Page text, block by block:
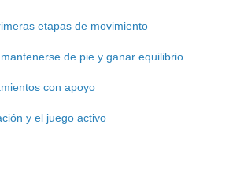
etapas de movimiento
de pie y ganar equilibrio
con apoyo
y el juego activo